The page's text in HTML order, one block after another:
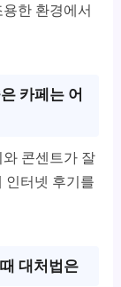
한 환경에서
카페는 어
콘센트가 잘
인터넷 후기를
대처법은